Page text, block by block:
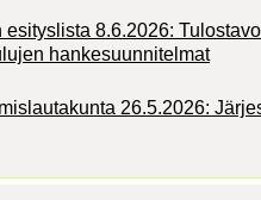
esityslista 8.6.2026:
hankesuunnitelmat
26.5.2026: